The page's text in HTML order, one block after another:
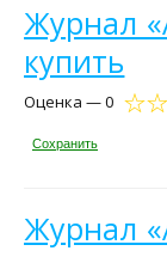
Журнал
купить
Оценка — 0
Сохранить
Журнал